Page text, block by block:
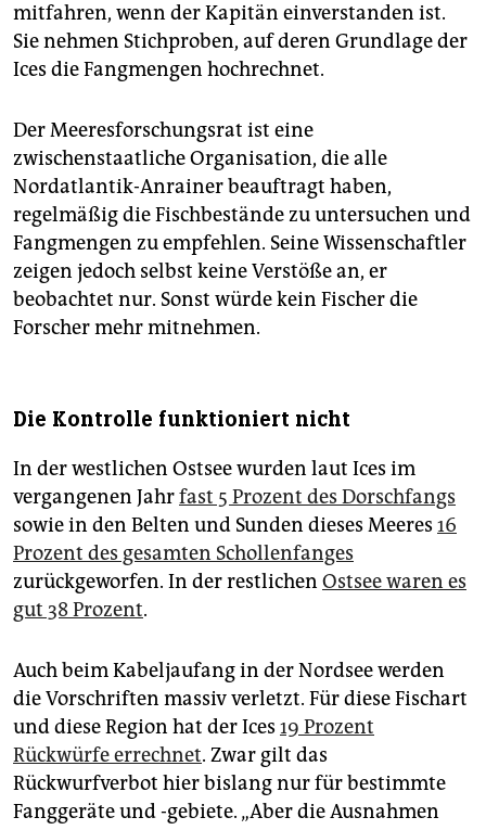
Fischer müssen in einem Logbuch festhalten, wie viel
sie insgesamt und wie viel für den Verkauf als
Lebensmittel zu kleine Fische sie gefangen haben.
mitfahren, wenn der Kapitän einverstanden ist.
Sie nehmen Stichproben, auf deren Grundlage der
Ices die Fangmengen hochrechnet.
Der Meeresforschungsrat ist eine
zwischenstaatliche Organisation, die alle
Nordatlantik-Anrainer beauftragt haben,
regelmäßig die Fischbestände zu untersuchen und
Fangmengen zu empfehlen. Seine Wissenschaftler
zeigen jedoch selbst keine Verstöße an, er
beobachtet nur. Sonst würde kein Fischer die
Forscher mehr mitnehmen.
Die Kontrolle funktioniert nicht
In der westlichen Ostsee wurden laut Ices im
vergangenen Jahrfast 5 Prozent des Dorschfangs
sowie in den Belten und Sunden dieses Meeres 16
Prozent des gesamten Schollenfanges
zurückgeworfen. In der restlichen Ostsee waren es
gut 38 Prozent.
Auch beim Kabeljaufang in der Nordsee werden
die Vorschriften massiv verletzt. Für diese Fischart
und diese Region hat der Ices 19 Prozent
Rückwürfe errechnet. Zwar gilt das
Rückwurfverbot hier bislang nur für bestimmte
Fanggeräte und -gebiete. „Aber die Ausnahmen